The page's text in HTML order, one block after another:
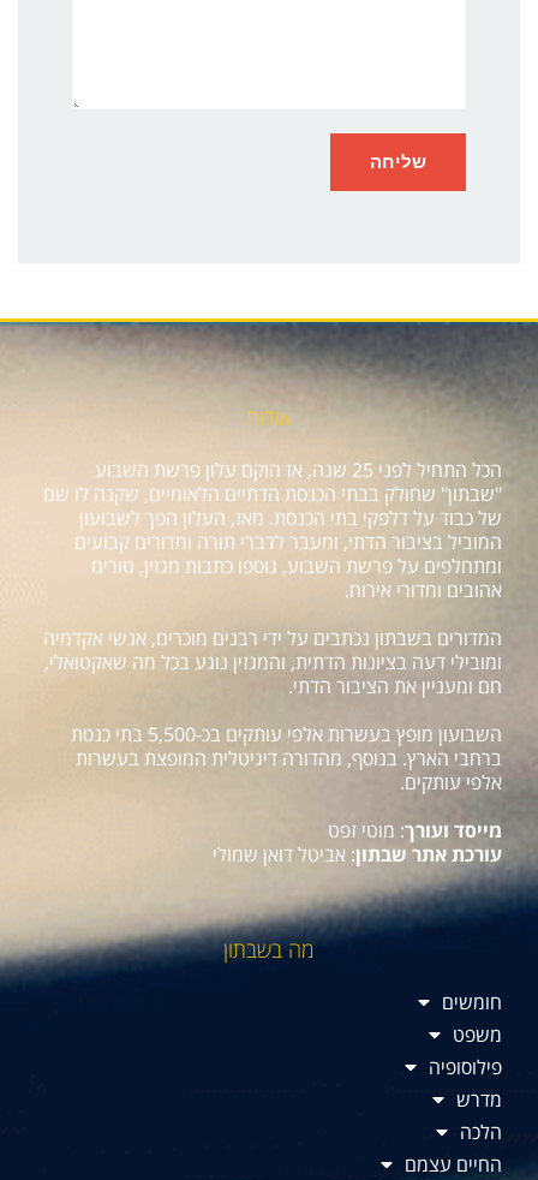
אודות
הכל התחיל לפני 25 שנה, אז הוקם עלון פרשת השבוע
"שבתון" שחולק בבתי הכנסת הדתיים הלאומיים, שקנה לו שם
של כבוד על דלפקי בתי הכנסת. מאז, העלון הפך לשבועון
המוביל בציבור הדתי, ומעבר לדברי תורה ומדורים קבועים
ומתחלפים על פרשת השבוע, נוספו כתבות מגזין, טורים
אהובים ומדורי אירוח.
המדורים בשבתון נכתבים על ידי רבנים מוכרים, אנשי אקדמיה
ומובילי דעה בציונות הדתית, והמגזין נוגע בכל מה שאקטואלי,
חם ומעניין את הציבור הדתי.
השבועון מופץ בעשרות אלפי עותקים בכ-5,500 בתי כנסת
ברחבי הארץ. בנוסף, מהדורה דיגיטלית המופצת בעשרות
אלפי עותקים.
מייסד ועורך: מוטי זפט
עורכת אתר שבתון: אביטל דואן שמולי
מה בשבתון
חומשים
משפט
פילוסופיה
מדרש
הלכה
החיים עצמם